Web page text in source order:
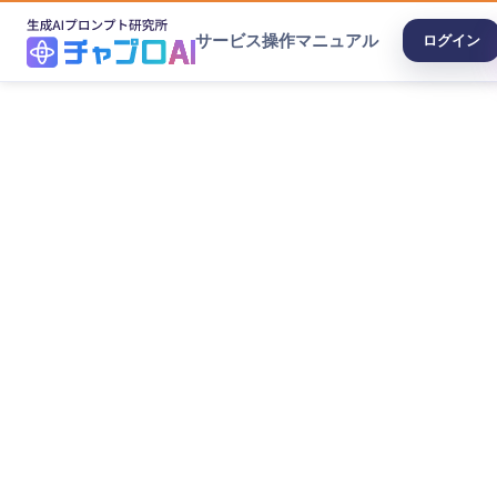
サービス操作マニュアル ログイン